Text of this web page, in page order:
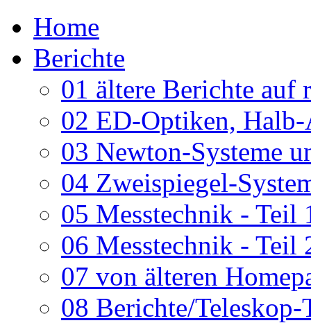
Home
Berichte
01 ältere Berichte auf
02 ED-Optiken, Halb-
03 Newton-Systeme
04 Zweispiegel-
05 Messtechnik - Teil
06 Messtechnik - Teil
07 von älteren
08 Berichte/